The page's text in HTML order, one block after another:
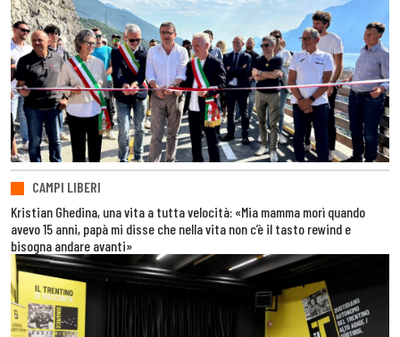
CAMPI LIBERI
Kristian Ghedina, una vita a tutta velocità: «Mia mamma morì quando
avevo 15 anni, papà mi disse che nella vita non c’è il tasto rewind e
bisogna andare avanti»